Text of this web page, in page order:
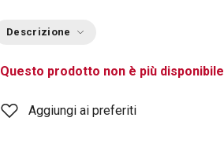
Descrizione
Questo prodotto non è più disponibile
Aggiungi ai preferiti